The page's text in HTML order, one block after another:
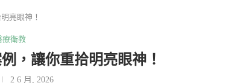
亮眼神！
療衛教
，讓你重拾明亮眼神！
2 6 月, 2026